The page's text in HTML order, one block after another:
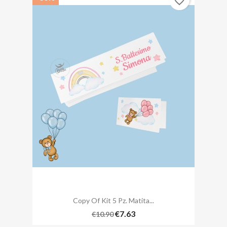
Copy Of Kit 5 Pz. Matita...
€10.90€7.63